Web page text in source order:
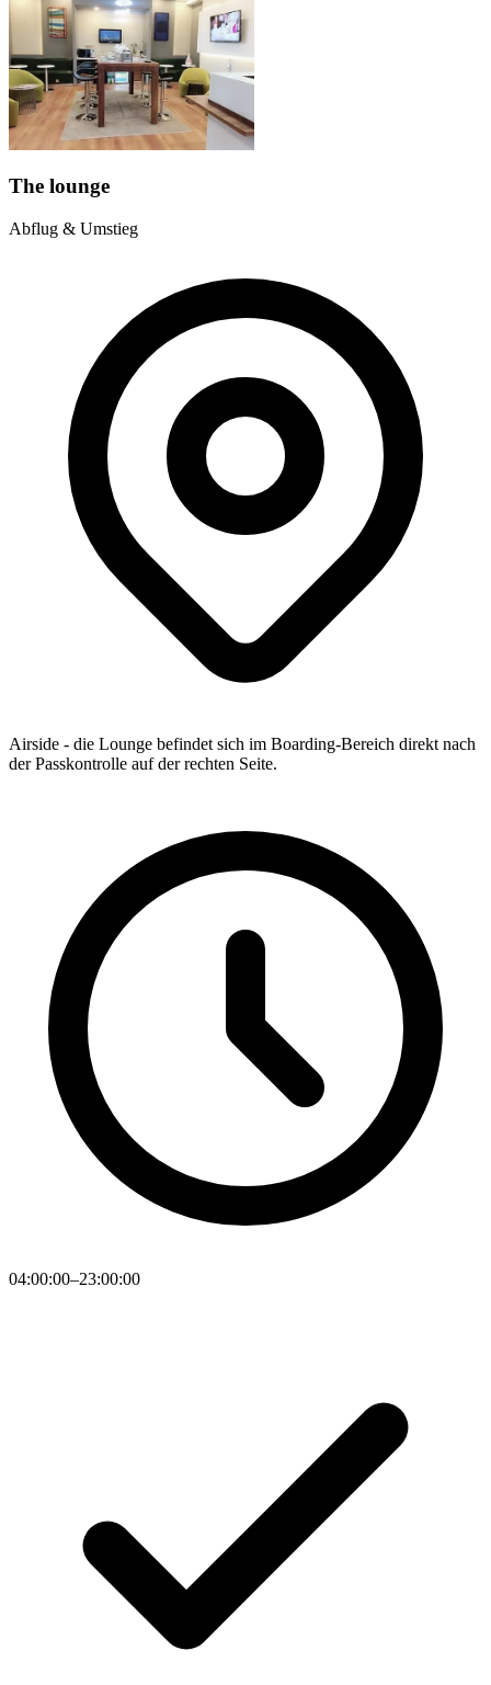
The lounge
Abflug & Umstieg
Airside - die Lounge befindet sich im Boarding-Bereich direkt nach
der Passkontrolle auf der rechten Seite.
04:00:00–23:00:00